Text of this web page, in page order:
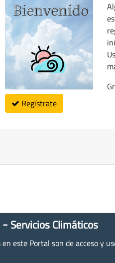
Regístrate
- Servicios Climáticos
este Portal son de acceso y